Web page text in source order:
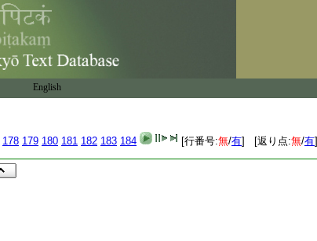
English
178 179 180 181 182 183 184 [行番号:無/有] [返り点:無/有]